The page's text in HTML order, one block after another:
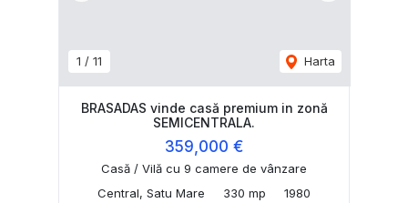
1 / 11 Harta
BRASADAS vinde casă premium in zonă
SEMICENTRALA.
359,000 €
Casă / Vilă cu 9 camere de vânzare
Central, Satu Mare
330 mp 1980